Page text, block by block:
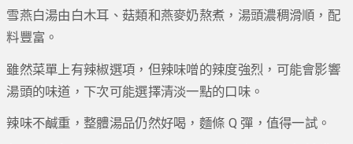
雪燕白湯由白木耳、菇類和燕麥奶熬煮，湯頭濃稠滑順，配
料豐富。
雖然菜單上有辣椒選項，但辣味噌的辣度強烈，可能會影響
湯頭的味道，下次可能選擇清淡一點的口味。
辣味不鹹重，整體湯品仍然好喝，麵條 Q 彈，值得一試。